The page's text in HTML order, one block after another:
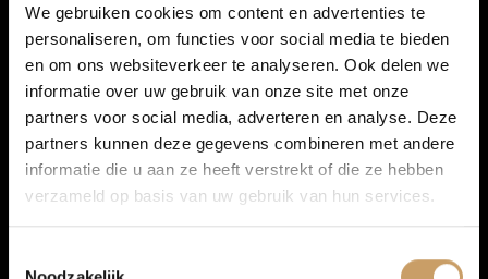
We gebruiken cookies om content en advertenties te
personaliseren, om functies voor social media te bieden
en om ons websiteverkeer te analyseren. Ook delen we
informatie over uw gebruik van onze site met onze
partners voor social media, adverteren en analyse. Deze
partners kunnen deze gegevens combineren met andere
informatie die u aan ze heeft verstrekt of die ze hebben
verzameld op basis van uw gebruik van hun services.
TOON MEER
Autoverzekeringen
Verkoop
Auto onderhoud